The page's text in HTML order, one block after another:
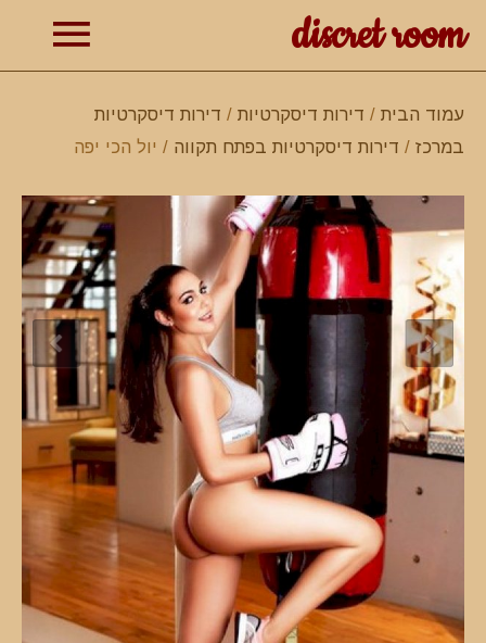
discret room
עמוד הבית / דירות דיסקרטיות / דירות דיסקרטיות
במרכז / דירות דיסקרטיות בפתח תקווה / יול הכי יפה